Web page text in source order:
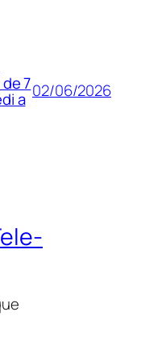
7
a 02/06/2026